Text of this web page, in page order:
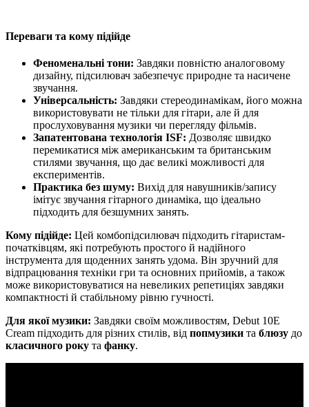
Переваги та кому підійде
Феноменальні тони: Завдяки повністю аналоговому
дизайну, підсилювач забезпечує природне та насичене
звучання.
Універсальність: Завдяки стереодинамікам, його можна
використовувати не тільки для гітари, але й для
прослуховування музики чи перегляду фільмів.
Запатентована технологія ISF: Дозволяє швидко
перемикатися між американським та британським
стилями звучання, що дає великі можливості для
експериментів.
Практика без шуму: Вихід для навушників/запису
імітує звучання гітарного динаміка, що ідеально
підходить для безшумних занять.
Кому підійде: Цей комбопідсилювач підходить гітаристам-
початківцям, які потребують простого й надійного
інструмента для щоденних занять удома. Він зручний для
відпрацювання техніки гри та основних прийомів, а також
може використовуватися на невеликих репетиціях завдяки
компактності й стабільному рівню гучності.
Для якої музики: Завдяки своїм можливостям, Debut 10E
Cream підходить для різних стилів, від попмузики та блюзу до
класичного року та фанку.